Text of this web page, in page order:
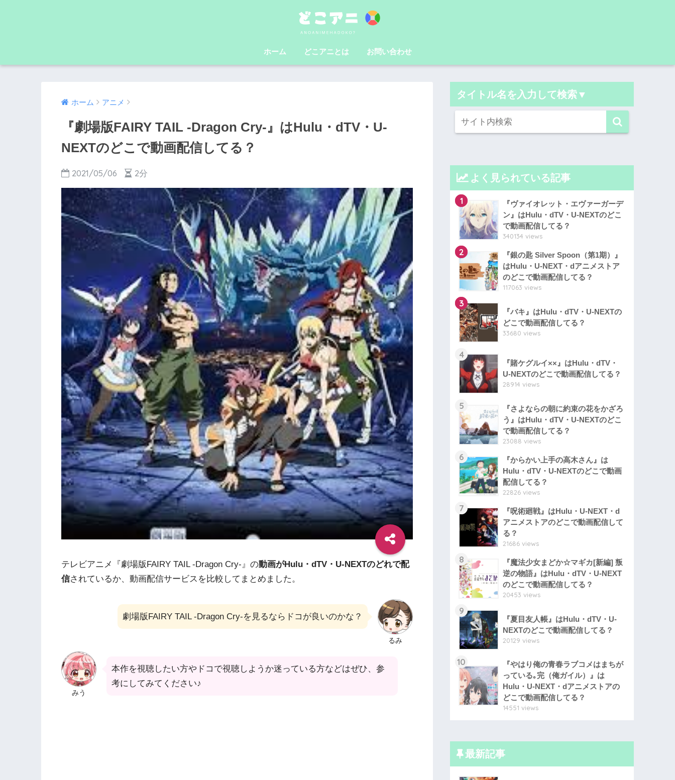
ホーム どこアニとは お問い合わせ
ホーム アニメ
『劇場版FAIRY TAIL -Dragon Cry-』はHulu・dTV・U-
NEXTのどこで動画配信してる？
2021/05/06 2分
テレビアニメ『劇場版FAIRY TAIL -Dragon Cry-』の動画がHulu・dTV・U-NEXTのどれで配
信されているか、動画配信サービスを比較してまとめました。
るみ
劇場版FAIRY TAIL -Dragon Cry-を見るならドコが良いのかな？
みう
本作を視聴したい方やドコで視聴しようか迷っている方などはぜひ、参
考にしてみてください♪
タイトル名を入力して検索▼
よく見られている記事
1
『ヴァイオレット・エヴァーガーデ
ン』はHulu・dTV・U-NEXTのどこ
で動画配信してる？
340134 views
2
『銀の匙 Silver Spoon（第1期）』
はHulu・U-NEXT・dアニメストア
のどこで動画配信してる？
117063 views
3
『バキ』はHulu・dTV・U-NEXTの
どこで動画配信してる？
33680 views
4
『賭ケグルイ××』はHulu・dTV・
U-NEXTのどこで動画配信してる？
28914 views
5
『さよならの朝に約束の花をかざろ
う』はHulu・dTV・U-NEXTのどこ
で動画配信してる？
23088 views
6
『からかい上手の高木さん』は
Hulu・dTV・U-NEXTのどこで動画
配信してる？
22826 views
7
『呪術廻戦』はHulu・U-NEXT・d
アニメストアのどこで動画配信して
る？
21686 views
8
『魔法少女まどか☆マギカ[新編] 叛
逆の物語』はHulu・dTV・U-NEXT
のどこで動画配信してる？
20453 views
9
『夏目友人帳』はHulu・dTV・U-
NEXTのどこで動画配信してる？
20129 views
10
『やはり俺の青春ラブコメはまちが
っている｡完（俺ガイル）』は
Hulu・U-NEXT・dアニメストアの
どこで動画配信してる？
14551 views
最新記事